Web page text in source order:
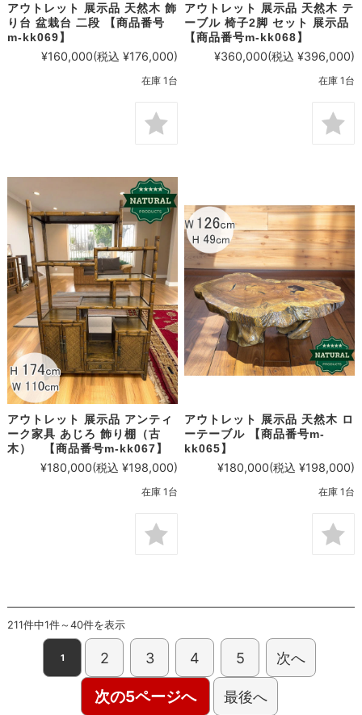
アウトレット 展示品 天然木 飾
り台 盆栽台 二段 【商品番号
m-kk069】
¥160,000(税込 ¥176,000)
在庫 1台
アウトレット 展示品 天然木 テ
ーブル 椅子2脚 セット 展示品
【商品番号m-kk068】
¥360,000(税込 ¥396,000)
在庫 1台
アウトレット 展示品 アンティ
ーク家具 あじろ 飾り棚（古
木） 【商品番号m-kk067】
¥180,000(税込 ¥198,000)
在庫 1台
アウトレット 展示品 天然木 ロ
ーテーブル 【商品番号m-
kk065】
¥180,000(税込 ¥198,000)
在庫 1台
211件中1件～40件を表示
1 2 3 4 5 次へ
次の5ページへ 最後へ